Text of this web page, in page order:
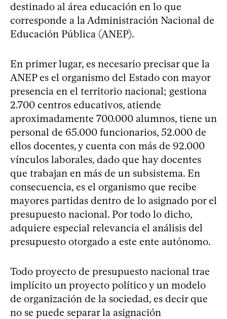
destinado al área educación en lo que
corresponde a la Administración Nacional de
Educación Pública (ANEP).
En primer lugar, es necesario precisar que la
ANEP es el organismo del Estado con mayor
presencia en el territorio nacional; gestiona
2.700 centros educativos, atiende
aproximadamente 700.000 alumnos, tiene un
personal de 65.000 funcionarios, 52.000 de
ellos docentes, y cuenta con más de 92.000
vínculos laborales, dado que hay docentes
que trabajan en más de un subsistema. En
consecuencia, es el organismo que recibe
mayores partidas dentro de lo asignado por el
presupuesto nacional. Por todo lo dicho,
adquiere especial relevancia el análisis del
presupuesto otorgado a este ente autónomo.
Todo proyecto de presupuesto nacional trae
implícito un proyecto político y un modelo
de organización de la sociedad, es decir que
no se puede separar la asignación